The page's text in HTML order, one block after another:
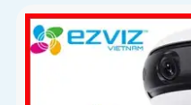
camera còn được trang bị
nghệ giám sát ban đêm
nhỏ gọn xoay 360 độ và có
với khả năng thu âm và phát